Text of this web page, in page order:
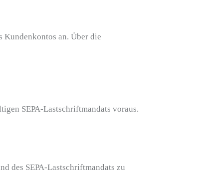
an. Über die
SEPA-Lastschriftmandats voraus.
des SEPA-Lastschriftmandats zu